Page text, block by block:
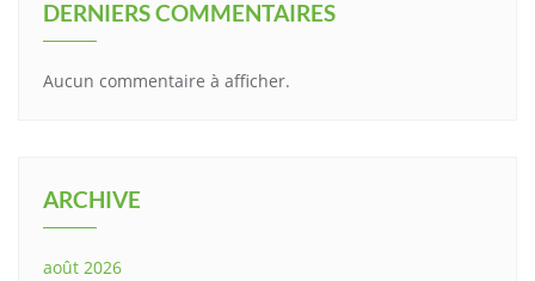
DERNIERS COMMENTAIRES
Aucun commentaire à afficher.
ARCHIVE
août 2026